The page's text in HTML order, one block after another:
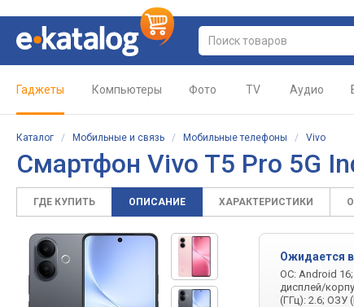
Гаджеты Компьютеры Фото TV Аудио
Каталог / Мобильные и связь / Мобильные телефоны / Vivo
Смартфон Vivo T5 Pro 5G
ГДЕ КУПИТЬ ОПИСАНИЕ ХАРАКТЕРИСТИКИ
Ожидается
ОС: Android
дисплей/
(ГГц): 2.6; ОЗУ